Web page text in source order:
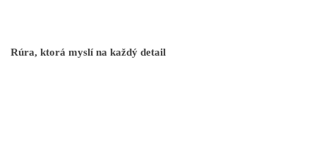
Rúra, ktorá myslí na každý detail